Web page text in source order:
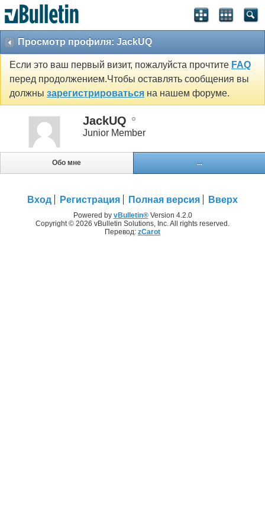
Просмотр профиля: JackUQ
Если это ваш первый визит, пожалуйста прочтите FAQ
перед продолжением.Чтобы оставлять сообщения вы
должны зарегистрироваться на нашем форуме.
JackUQ
Junior Member
Обо мне ...
Вход Регистрация Полная версия Вверх
Powered by vBulletin®Version 4.2.0
Copyright © 2026 vBulletin Solutions, Inc. All rights reserved.
Перевод: zCarot